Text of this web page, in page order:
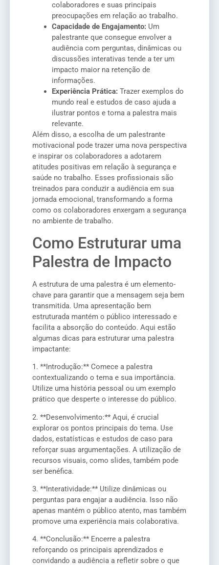
colaboradores e suas principais
preocupações em relação ao trabalho.
Capacidade de Engajamento: Um
palestrante que consegue envolver a
audiência com perguntas, dinâmicas ou
discussões interativas tende a ter um
impacto maior na retenção de
informações.
Experiência Prática: Trazer exemplos do
mundo real e estudos de caso ajuda a
ilustrar pontos e torna a palestra mais
relevante.
Além disso, a escolha de um palestrante
motivacional pode trazer uma nova perspectiva
e inspirar os colaboradores a adotarem
atitudes positivas em relação à segurança e
saúde no trabalho. Esses profissionais são
treinados para conduzir a audiência em sua
jornada emocional, transformando a forma
como os colaboradores enxergam a segurança
no ambiente de trabalho.
Como Estruturar uma
Palestra de Impacto
A estrutura de uma palestra é um elemento-
chave para garantir que a mensagem seja bem
transmitida. Uma apresentação bem
estruturada mantém o público interessado e
facilita a absorção do conteúdo. Aqui estão
algumas dicas para estruturar uma palestra
impactante:
1. **Introdução:** Comece a palestra
contextualizando o tema e sua importância.
Utilize uma história pessoal ou um exemplo
prático que desperte o interesse do público.
2. **Desenvolvimento:** Aqui, é crucial
explorar os pontos principais do tema. Use
dados, estatísticas e estudos de caso para
reforçar suas argumentações. A utilização de
recursos visuais, como slides, também pode
ser benéfica.
3. **Interatividade:** Utilize dinâmicas ou
perguntas para engajar a audiência. Isso não
apenas mantém o público atento, mas também
promove uma experiência mais colaborativa.
4. **Conclusão:** Encerre a palestra
reforçando os principais aprendizados e
convidando a audiência a refletir sobre o que